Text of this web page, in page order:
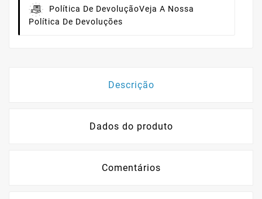
Política De DevoluçãoVeja A Nossa
Política De Devoluções
Descrição
Dados do produto
Comentários